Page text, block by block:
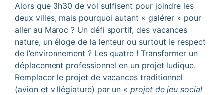
Alors que 3h30 de vol suffisent pour joindre les
deux villes, mais pourquoi autant « galérer » pour
aller au Maroc ? Un défi sportif, des vacances
nature, un éloge de la lenteur ou surtout le respect
de l’environnement ? Les quatre ! Transformer un
déplacement professionnel en un projet ludique.
Remplacer le projet de vacances traditionnel
(avion et villégiature) par un « projet de jeu social